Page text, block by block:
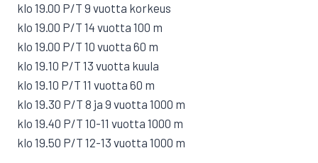
klo 19.00 P/T 9 vuotta korkeus
klo 19.00 P/T 14 vuotta 100 m
klo 19.00 P/T 10 vuotta 60 m
klo 19.10 P/T 13 vuotta kuula
klo 19.10 P/T 11 vuotta 60 m
klo 19.30 P/T 8 ja 9 vuotta 1000 m
klo 19.40 P/T 10-11 vuotta 1000 m
klo 19.50 P/T 12-13 vuotta 1000 m